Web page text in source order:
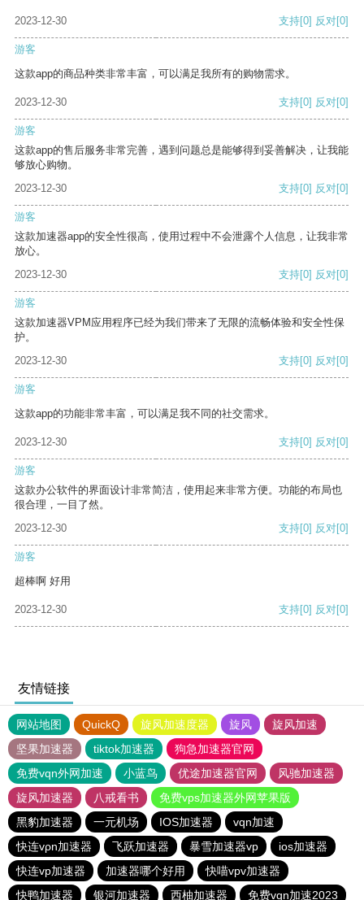
2023-12-30 支持[0] 反对[0]
游客
这款app的商品种类非常丰富，可以满足我所有的购物需求。
2023-12-30 支持[0] 反对[0]
游客
这款app的售后服务非常完善，遇到问题总是能够得到妥善解决，让我能
够放心购物。
2023-12-30
支持[0] 反对[0]
游客
这款加速器app的安全性很高，使用过程中不会泄露个人信息，让我非常
放心。
2023-12-30
支持[0] 反对[0]
游客
这款加速器VPM应用程序已经为我们带来了无限的流畅体验和安全性保
护。
2023-12-30
支持[0] 反对[0]
游客
这款app的功能非常丰富，可以满足我不同的社交需求。
2023-12-30 支持[0] 反对[0]
游客
这款办公软件的界面设计非常简洁，使用起来非常方便。功能的布局也
很合理，一目了然。
2023-12-30
支持[0] 反对[0]
游客
超棒啊 好用
2023-12-30 支持[0] 反对[0]
友情链接
网站地图 QuickQ 旋风加速度器 旋风
旋风加速
坚果加速器
tiktok加速器
狗急加速器官网
免费vqn外网加速
小蓝鸟 优途加速器官网
风驰加速器
旋风加速器
八戒看书
免费vps加速器外网苹果版
黑豹加速器
一元机场 IOS加速器
vqn加速
快连vρn加速器
飞跃加速器 暴雪加速器vp
ios加速器
快连vp加速器
加速器哪个好用
快喵vpv加速器
快鸭加速器
银河加速器 西柚加速器 免费vqn加速2023